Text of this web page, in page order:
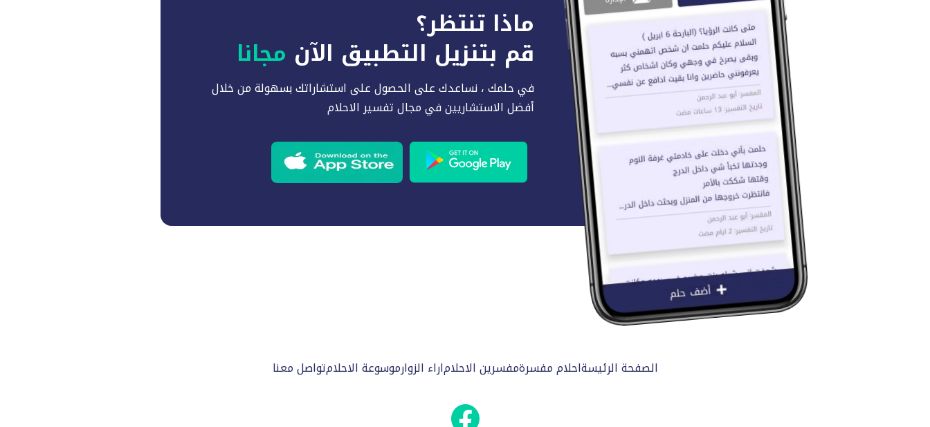
ماذا تنتظر؟
قم بتنزيل التطبيق الآن مجانا
في حلمك ، نساعدك على الحصول على استشاراتك بسهولة من خلال
أفضل الاستشاريين في مجال تفسير الاحلام
الصفحة الرئيسةاحلام مفسرةمفسرين الاحلاماراء الزوارموسوعة الاحلامتواصل معنا